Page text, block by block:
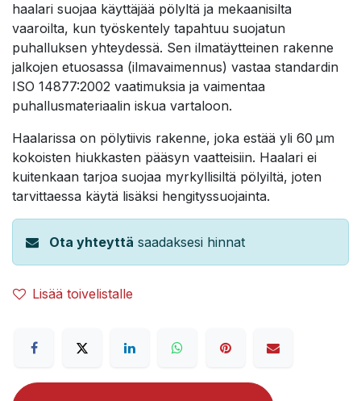
haalari suojaa käyttäjää pölyltä ja mekaanisilta
vaaroilta, kun työskentely tapahtuu suojatun
puhalluksen yhteydessä. Sen ilmatäytteinen rakenne
jalkojen etuosassa (ilmavaimennus) vastaa standardin
ISO 14877:2002 vaatimuksia ja vaimentaa
puhallusmateriaalin iskua vartaloon.
Haalarissa on pölytiivis rakenne, joka estää yli 60 µm
kokoisten hiukkasten pääsyn vaatteisiin. Haalari ei
kuitenkaan tarjoa suojaa myrkyllisiltä pölyiltä, joten
tarvittaessa käytä lisäksi hengityssuojainta.
Ota yhteyttä saadaksesi hinnat
Lisää toivelistalle